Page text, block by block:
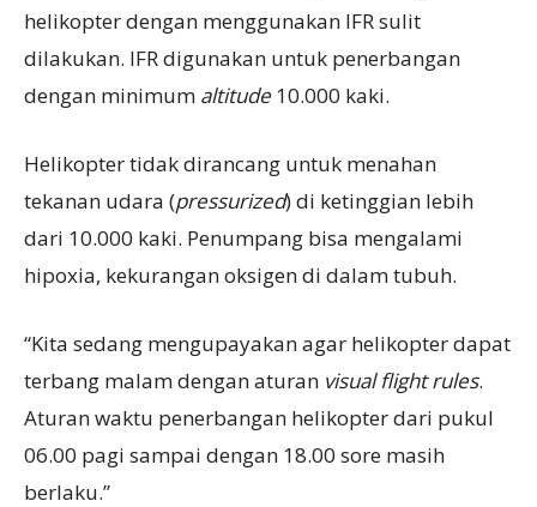
helikopter dengan menggunakan IFR sulit
dilakukan. IFR digunakan untuk penerbangan
dengan minimum altitude 10.000 kaki.
Helikopter tidak dirancang untuk menahan
tekanan udara (pressurized) di ketinggian lebih
dari 10.000 kaki. Penumpang bisa mengalami
hipoxia, kekurangan oksigen di dalam tubuh.
“Kita sedang mengupayakan agar helikopter dapat
terbang malam dengan aturan visual flight rules.
Aturan waktu penerbangan helikopter dari pukul
06.00 pagi sampai dengan 18.00 sore masih
berlaku.”